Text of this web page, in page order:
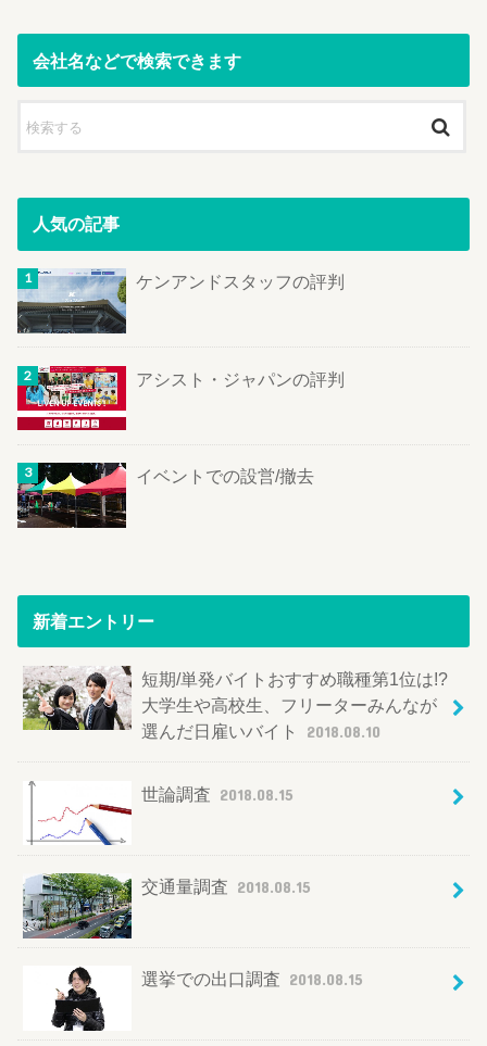
会社名などで検索できます
人気の記事
ケンアンドスタッフの評判
アシスト・ジャパンの評判
イベントでの設営/撤去
新着エントリー
短期/単発バイトおすすめ職種第1位は!?
大学生や高校生、フリーターみんなが
選んだ日雇いバイト
2018.08.10
世論調査 2018.08.15
交通量調査 2018.08.15
選挙での出口調査 2018.08.15